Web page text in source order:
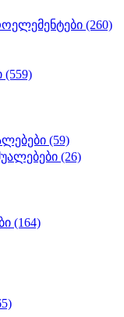
(260)
(559)
(59)
(26)
(164)